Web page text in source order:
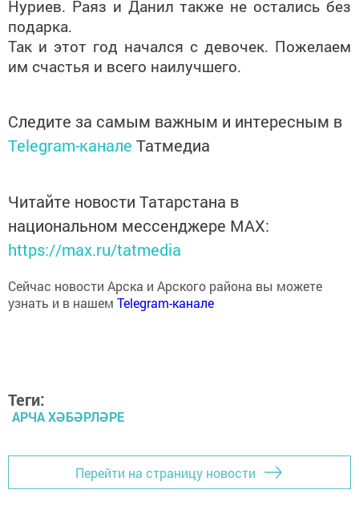
подарка.
Так и этот год начался с девочек. Пожелаем
им счастья и всего наилучшего.
Telegram-каналеТатмедиа
национальном мессенджере MАХ:
https://max.ru/tatmedia
узнать и в нашемTelegram-канале
АРЧА ХӘБӘРЛӘРЕ
Перейти на страницу новости